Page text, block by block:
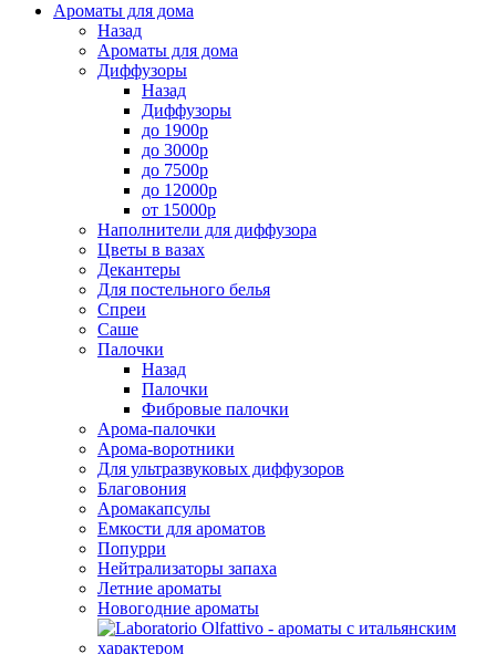
Ароматы для дома
Назад
Ароматы для дома
Диффузоры
Назад
Диффузоры
до 1900р
до 3000р
до 7500р
до 12000р
от 15000р
Наполнители для диффузора
Цветы в вазах
Декантеры
Для постельного белья
Спреи
Саше
Палочки
Назад
Палочки
Фибровые палочки
Арома-палочки
Арома-воротники
Для ультразвуковых диффузоров
Благовония
Аромакапсулы
Емкости для ароматов
Попурри
Нейтрализаторы запаха
Летние ароматы
Новогодние ароматы